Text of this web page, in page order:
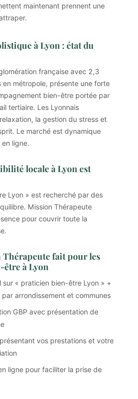
maintenant prennent une
à Lyon : état du
française avec 2,3
en métropole, présente une forte
bien-être portée par
tertiaire. Les Lyonnais
la gestion du stress et
Le marché est dynamique
ligne.
locale à Lyon est
Lyon » est recherché par des
Mission Thérapeute
pour couvrir toute la
Thérapeute fait pour les
à Lyon
sur « praticien bien-être Lyon » +
par arrondissement et communes
GBP avec présentation de
vos prestations et votre
ligne pour faciliter la prise de